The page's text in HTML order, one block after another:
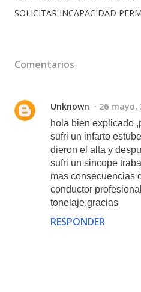
SOLICITAR INCAPACIDAD
Comentarios
Unknown 26 mayo,
hola bien explicado
sufri un infarto
dieron el alta y
sufri un sincope
mas consecuencias
conductor
tonelaje,gracias
RESPONDER